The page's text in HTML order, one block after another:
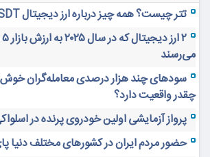
تتر چیست؟ همه چیز درباره ارز دیجیتال USDT
می‌رسند
سودهای چند هزار درصدی معامله‌گران
چقدر واقعیت دارد؟
پرواز آزمایشی اولین خودروی پرنده در
حضور مردم ایران در کشورهای مختلف دنیا